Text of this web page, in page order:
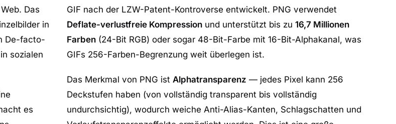
Das
in
De-facto-
sozialen
es
GIF nach der LZW-Patent-Kontroverse entwickelt. PNG verwendet
Deflate-verlustfreie Kompression und unterstützt bis zu 16,7 Millionen
Farben (24-Bit RGB) oder sogar 48-Bit-Farbe mit 16-Bit-Alphakanal, was
GIFs 256-Farben-Begrenzung weit überlegen ist.
Das Merkmal von PNG ist Alphatransparenz — jedes Pixel kann 256
Deckstufen haben (von vollständig transparent bis vollständig
undurchsichtig), wodurch weiche Anti-Alias-Kanten, Schlagschatten und